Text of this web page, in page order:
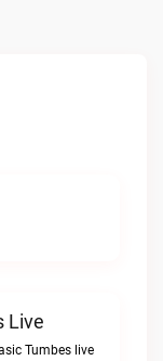
Live
Tumbes live